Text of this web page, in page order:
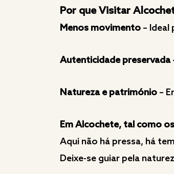
Por que Visitar
Menos movimento –
Autenticidade preservada
Natureza e património –
Em Alcochete, tal como
Aqui não há pressa, há
Deixe-se guiar pela